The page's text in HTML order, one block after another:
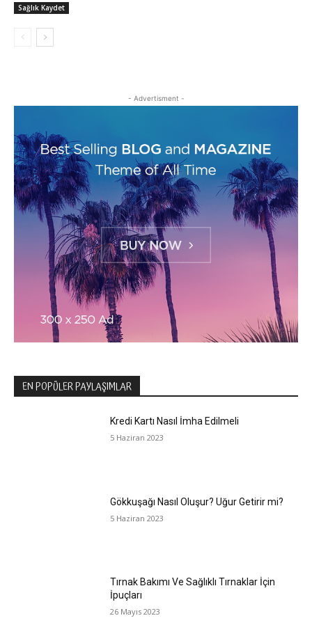
Sağlık Kaydet
- Advertisment -
EN POPÜLER PAYLAŞIMLAR
Kredi Kartı Nasıl İmha Edilmeli
5 Haziran 2023
Gökkuşağı Nasıl Oluşur? Uğur Getirir mi?
5 Haziran 2023
Tırnak Bakımı Ve Sağlıklı Tırnaklar İçin
İpuçları
26 Mayıs 2023